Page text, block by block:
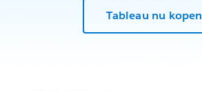
Tableau nu kopen